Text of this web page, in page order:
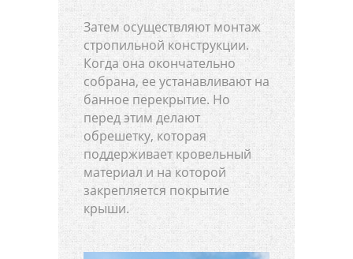
Затем осуществляют монтаж
стропильной конструкции.
Когда она окончательно
собрана, ее устанавливают на
банное перекрытие. Но
перед этим делают
обрешетку, которая
поддерживает кровельный
материал и на которой
закрепляется покрытие
крыши.